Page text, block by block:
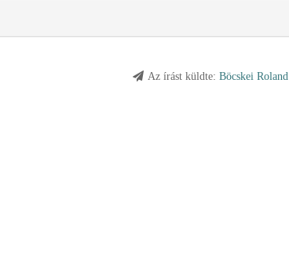
Az írást küldte: Böcskei Roland